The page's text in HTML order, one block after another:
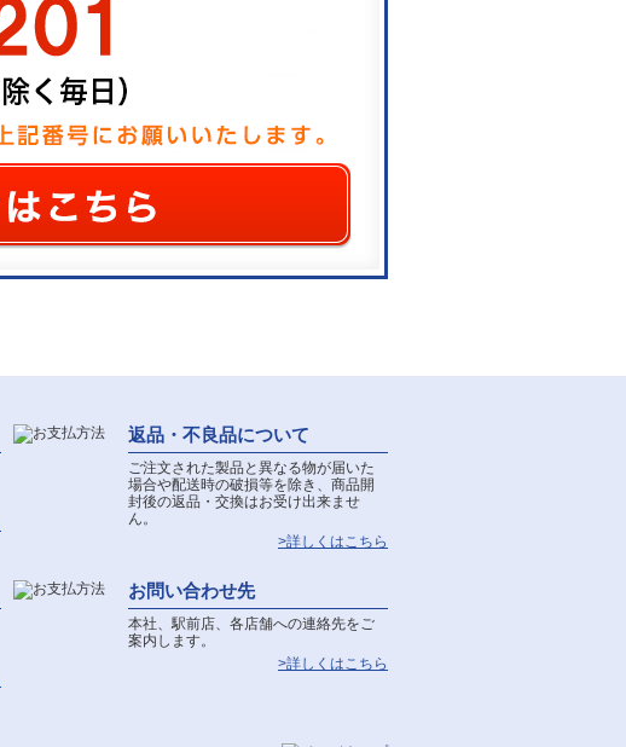
返品・不良品について
ご注文された製品と異なる物が届いた
場合や配送時の破損等を除き、商品開
封後の返品・交換はお受け出来ませ
ん。
>詳しくはこちら
お問い合わせ先
本社、駅前店、各店舗への連絡先をご
案内します。
>詳しくはこちら